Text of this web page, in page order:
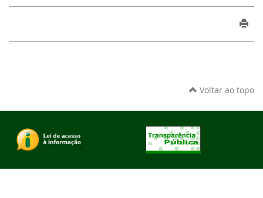
Voltar ao topo